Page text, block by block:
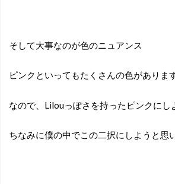
そして大事なのが色のニュアンス
ピンクといってもたくさんの色がありま
なので、Lilouっぽさを持ったピンクにし
ちなみに僕の中でこの二択にしようと思